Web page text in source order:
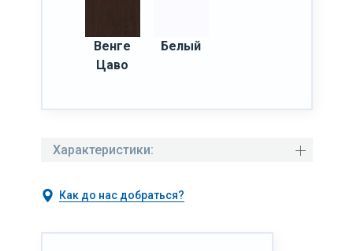
Венге
Цаво
Белый
Характеристики:
Как до нас добраться?